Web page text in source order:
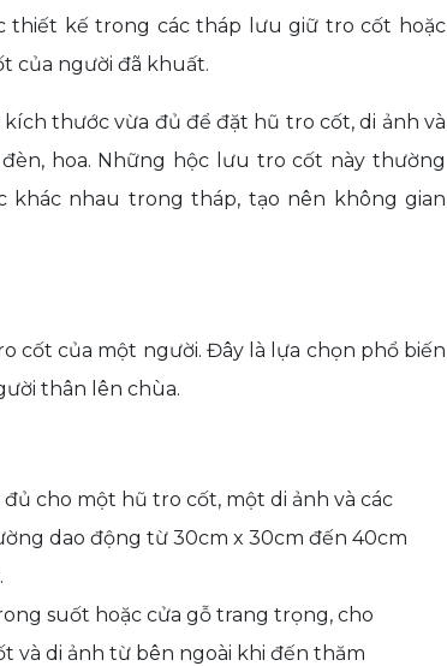
thiết kế trong các tháp lưu giữ tro cốt hoặc
của người đã khuất.
thước vừa đủ để đặt hũ tro cốt, di ảnh và
hoa. Những hộc lưu tro cốt này thường
nhau trong tháp, tạo nên không gian
cốt của một người. Đây là lựa chọn phổ biến
thân lên chùa.
cho một hũ tro cốt, một di ảnh và các
dao động từ 30cm x 30cm đến 40cm
suốt hoặc cửa gỗ trang trọng, cho
và di ảnh từ bên ngoài khi đến thăm